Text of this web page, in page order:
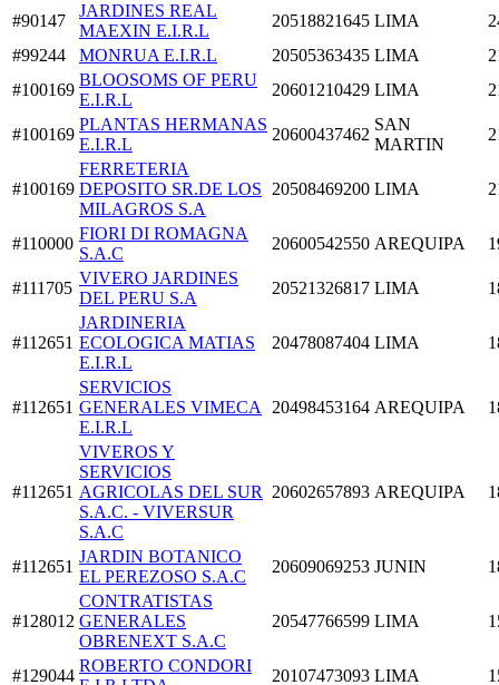
#90147
JARDINES REAL
MAEXIN E.I.R.L
20518821645 LIMA
#99244
MONRUA E.I.R.L 20505363435 LIMA
#100169
BLOOSOMS OF PERU
E.I.R.L
20601210429 LIMA
#100169
PLANTAS HERMANAS
E.I.R.L
20600437462
SAN
MARTIN
#100169
FERRETERIA
DEPOSITO SR.DE LOS
MILAGROS S.A
20508469200 LIMA
#110000
FIORI DI ROMAGNA
S.A.C
20600542550 AREQUIPA
#111705
VIVERO JARDINES
DEL PERU S.A
20521326817 LIMA
#112651
JARDINERIA
ECOLOGICA MATIAS
E.I.R.L
20478087404 LIMA
#112651
SERVICIOS
GENERALES VIMECA
E.I.R.L
20498453164 AREQUIPA
#112651
VIVEROS Y
SERVICIOS
AGRICOLAS DEL SUR
S.A.C. - VIVERSUR
S.A.C
20602657893 AREQUIPA
#112651
JARDIN BOTANICO
EL PEREZOSO S.A.C
20609069253 JUNIN
#128012
CONTRATISTAS
GENERALES
OBRENEXT S.A.C
20547766599 LIMA
#129044
ROBERTO CONDORI
20107473093 LIMA